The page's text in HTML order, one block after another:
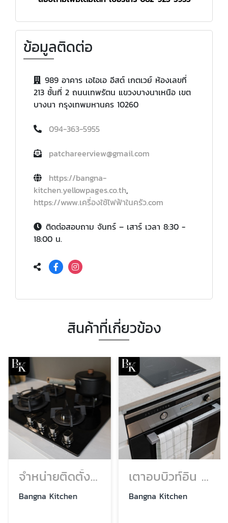
ข้อมูลติดต่อ
989 อาคาร เอไอเอ อีสต์ เกตเวย์ ห้องเลขที่
213 ชั้นที่ 2 ถนนเทพรัตน แขวงบางนาเหนือ เขต
บางนา กรุงเทพมหานคร 10260
094-363-5955
patchareerview@gmail.com
https://bangna-
kitchen.yellowpages.co.th,
https://www.เครื่องใช้ไฟฟ้าในครัว.com
ติดต่อสอบถาม จันทร์ – เสาร์ เวลา 8:30 -
18:00 น.
สินค้าที่เกี่ยวข้อง
จำหน่ายติดตั้งเตาแก๊สฝัง เตาฝัง เตาแก๊สบิวท์อิน
Bangna Kitchen
เตาอบบิวท์อิน เตาอบแบบฝัง เตาอบ built in
Bangna Kitchen